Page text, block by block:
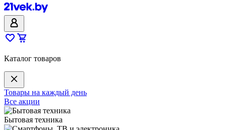
Каталог товаров
Товары на каждый день
Все акции
Бытовая техника